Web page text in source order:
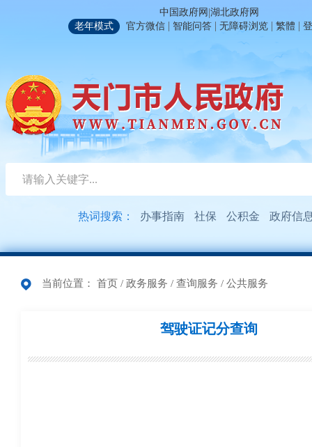
中国政府网 |湖北政府网
老年模式
官方微信 | 智能问答 | 无障碍浏览 | 繁體 |
热词搜索： 办事指南 社保 公积金 政府信
当前位置： 首页 / 政务服务 / 查询服务 / 公共服务
驾驶证记分查询